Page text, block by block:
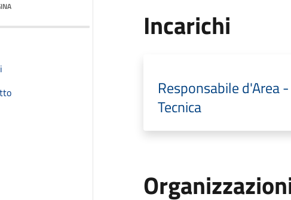
Incarichi
Responsabile d'Area
Tecnica